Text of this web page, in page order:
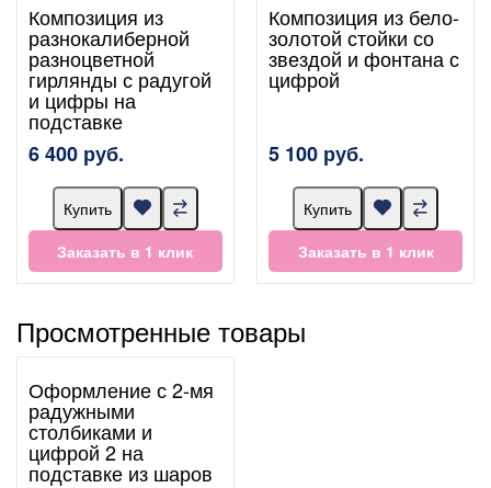
Композиция из
разнокалиберной
разноцветной
гирлянды с радугой
и цифры на
подставке
6 400 руб.
Купить
Заказать в 1 клик
Композиция из бело-
золотой стойки со
звездой и фонтана с
цифрой
5 100 руб.
Купить
Заказать в 1 клик
Просмотренные товары
Оформление с 2-мя
радужными
столбиками и
цифрой 2 на
подставке из шаров